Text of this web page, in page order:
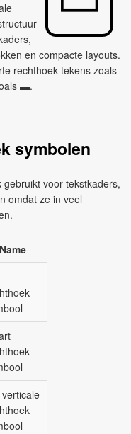
en compacte layouts.
rechthoek tekens zoals
▬.
symbolen
voor tekstkaders,
omdat ze in veel
Name